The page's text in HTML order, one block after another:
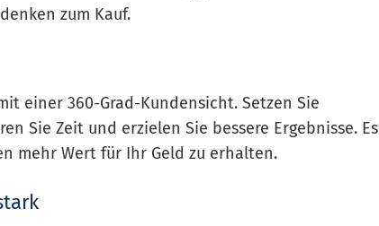
zum Kauf.
einer 360-Grad-Kundensicht. Setzen Sie
Sie Zeit und erzielen Sie bessere Ergebnisse. Es
mehr Wert für Ihr Geld zu erhalten.